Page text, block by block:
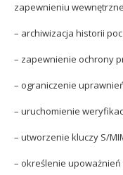
zapewnieniu
– archiwizacja historii
– zapewnienie ochrony
– ograniczenie
– uruchomienie
– utworzenie kluczy S/
– określenie